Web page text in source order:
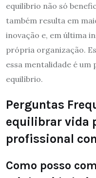
equilíbrio não só
também resulta em
inovação e, em última
própria organização.
essa mentalidade é um
equilíbrio.
Perguntas
equilibrar vida
profissional
Como posso